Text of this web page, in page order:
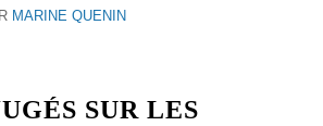
MARINE QUENIN
SUR LES